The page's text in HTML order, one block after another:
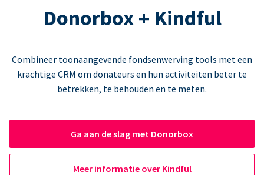
Donorbox + Kindful
Combineer toonaangevende fondsenwerving tools met een
krachtige CRM om donateurs en hun activiteiten beter te
betrekken, te behouden en te meten.
Ga aan de slag met Donorbox
Meer informatie over Kindful